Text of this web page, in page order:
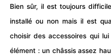
Bien sûr, il est toujours
installé ou non mais il est
choisir des accessoires qui lui
élément : un châssis assez